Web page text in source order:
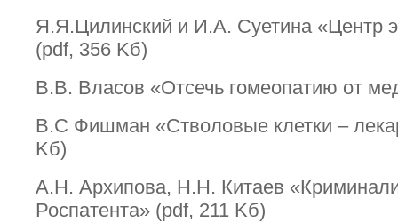
Я.Я.Цилинский и И.А. Суетина «Центр
(pdf, 356 Kб)
В.В. Власов «Отсечь гомеопатию от
В.С Фишман «Стволовые клетки –
Kб)
А.Н. Архипова, Н.Н. Китаев
Роспатента» (pdf, 211 Kб)